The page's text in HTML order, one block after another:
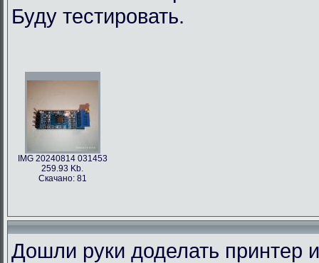
Буду тестировать.
IMG 20240814 031453
259.93 Kb.
Скачано: 81
Дошли руки доделать принтер